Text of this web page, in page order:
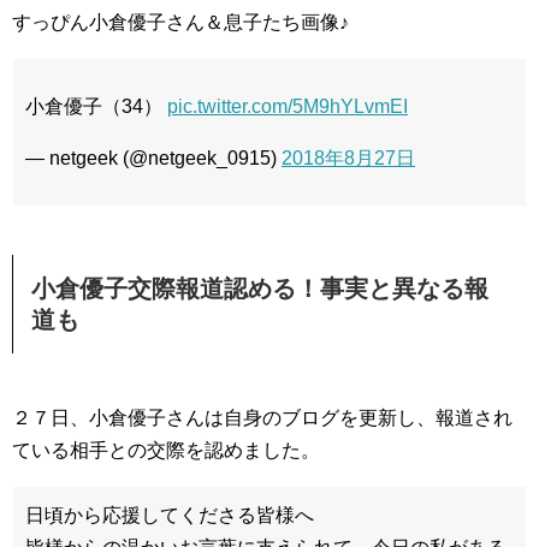
すっぴん小倉優子さん＆息子たち画像♪
小倉優子（34） pic.twitter.com/5M9hYLvmEI
— netgeek (@netgeek_0915) 2018年8月27日
小倉優子交際報道認める！事実と異なる報
道も
２７日、小倉優子さんは自身のブログを更新し、報道され
ている相手との交際を認めました。
日頃から応援してくださる皆様へ